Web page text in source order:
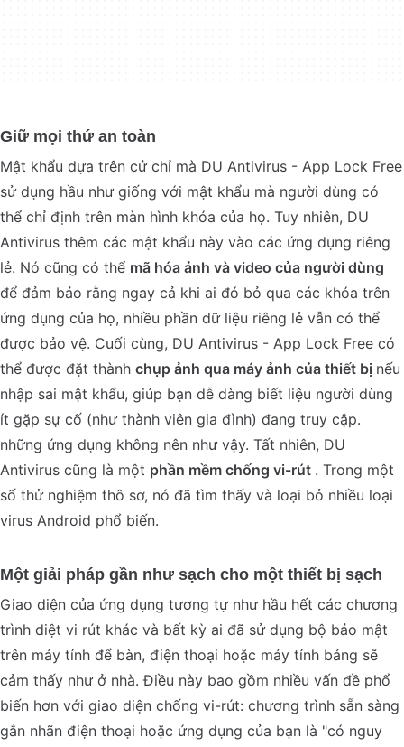
Giữ mọi thứ an toàn
Mật khẩu dựa trên cử chỉ mà DU Antivirus - App Lock Free
sử dụng hầu như giống với mật khẩu mà người dùng có
thể chỉ định trên màn hình khóa của họ. Tuy nhiên, DU
Antivirus thêm các mật khẩu này vào các ứng dụng riêng
lẻ. Nó cũng có thể mã hóa ảnh và video của người dùng
để đảm bảo rằng ngay cả khi ai đó bỏ qua các khóa trên
ứng dụng của họ, nhiều phần dữ liệu riêng lẻ vẫn có thể
được bảo vệ. Cuối cùng, DU Antivirus - App Lock Free có
thể được đặt thành chụp ảnh qua máy ảnh của thiết bị nếu
nhập sai mật khẩu, giúp bạn dễ dàng biết liệu người dùng
ít gặp sự cố (như thành viên gia đình) đang truy cập.
những ứng dụng không nên như vậy. Tất nhiên, DU
Antivirus cũng là một phần mềm chống vi-rút . Trong một
số thử nghiệm thô sơ, nó đã tìm thấy và loại bỏ nhiều loại
virus Android phổ biến.
Một giải pháp gần như sạch cho một thiết bị sạch
Giao diện của ứng dụng tương tự như hầu hết các chương
trình diệt vi rút khác và bất kỳ ai đã sử dụng bộ bảo mật
trên máy tính để bàn, điện thoại hoặc máy tính bảng sẽ
cảm thấy như ở nhà. Điều này bao gồm nhiều vấn đề phổ
biến hơn với giao diện chống vi-rút: chương trình sẵn sàng
gắn nhãn điện thoại hoặc ứng dụng của bạn là "có nguy